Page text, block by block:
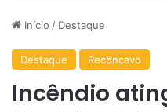
Início / Destaque
Destaque Recôncavo
Incêndio